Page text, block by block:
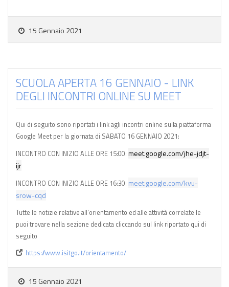
15 Gennaio 2021
SCUOLA APERTA 16 GENNAIO - LINK
DEGLI INCONTRI ONLINE SU MEET
Qui di seguito sono riportati i link agli incontri online sulla piattaforma
Google Meet per la giornata di SABATO 16 GENNAIO 2021:
INCONTRO CON INIZIO ALLE ORE 15:00: meet.google.com/jhe-jdjt-
ijr
INCONTRO CON INIZIO ALLE ORE 16:30: meet.google.com/kvu-
srow-cqd
Tutte le notizie relative all'orientamento ed alle attività correlate le
puoi trovare nella sezione dedicata cliccando sul link riportato qui di
seguito
https://www.isitgo.it/orientamento/
15 Gennaio 2021